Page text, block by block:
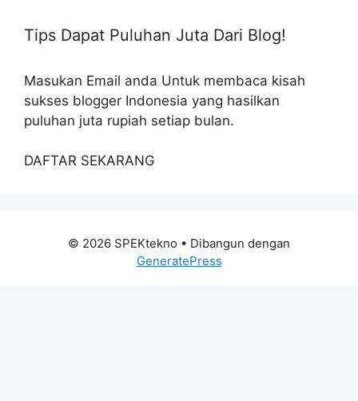
Tips Dapat Puluhan Juta Dari Blog!
Masukan Email anda Untuk membaca kisah
sukses blogger Indonesia yang hasilkan
puluhan juta rupiah setiap bulan.
DAFTAR SEKARANG
© 2026 SPEKtekno • Dibangun dengan
GeneratePress